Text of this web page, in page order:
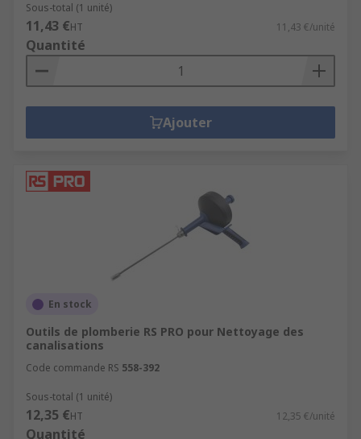
Sous-total (1 unité)
11,43 €HT 11,43 €/unité
Quantité
Ajouter
En stock
Outils de plomberie RS PRO pour Nettoyage des
canalisations
Code commande RS 558-392
Sous-total (1 unité)
12,35 €HT 12,35 €/unité
Quantité